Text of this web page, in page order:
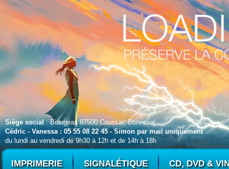
Siège social: Biaugeas 87500 Coussac-Bonneval
Cédric - Vanessa : 05 55 08 22 45 - Simon par mail uniquement
du lundi au vendredi de 9h30 à 12h et de 14h à 18h
IMPRIMERIE SIGNALÉTIQUE CD, DVD &